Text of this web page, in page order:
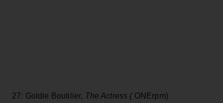
27: Goldie Boutilier, The Actress (ONErpm)